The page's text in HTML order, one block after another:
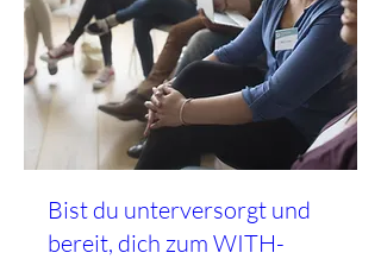
Bist du unterversorgt und
bereit, dich zum WITH-